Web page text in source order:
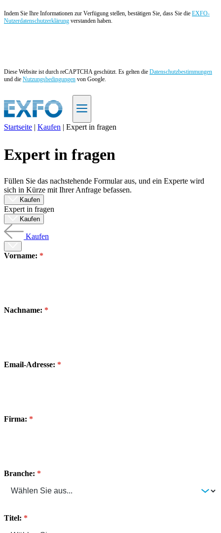
Indem Sie Ihre Informationen zur Verfügung stellen, bestätigen Sie, dass Sie die EXFO-
Nutzerdatenschutzerklärung verstanden haben.
Diese Website ist durch reCAPTCHA geschützt. Es gelten die Datenschutzbestimmungen
und die Nutzungsbedingungen von Google.
Produkte
Support
Services
Kaufen
Ressourcen
Kontakt
RegisterAnmeldung
Unternehmen
Suppliers
Startseite | Kaufen | Expert in fragen
Expert in fragen
Füllen Sie das nachstehende Formular aus, und ein Experte wird
sich in Kürze mit Ihrer Anfrage befassen.
Kaufen
Expert in fragen
Kaufen
Kaufen
Vorname:
Nachname:
Email-Adresse:
Firma:
Branche:
Titel: